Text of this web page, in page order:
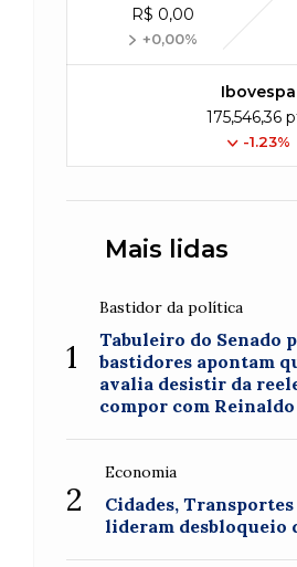
R$ 0,00
+0,00%
Ibovespa
175,546,36
-1.23%
Mais lidas
1
Bastidor da política
Tabuleiro do Senado
bastidores apontam
avalia desistir da
compor com
2
Economia
Cidades, Transportes
lideram desbloqueio